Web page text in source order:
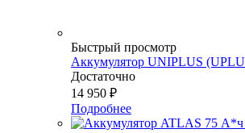
Быстрый просмотр
Аккумулятор UNIPLUS
Достаточно
14 950 ₽
Подробнее